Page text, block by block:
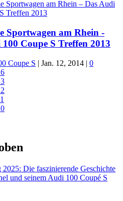
Sportwagen am Rhein -
Coupe S Treffen 2013
Coupe S | Jan. 12, 2014 | 0